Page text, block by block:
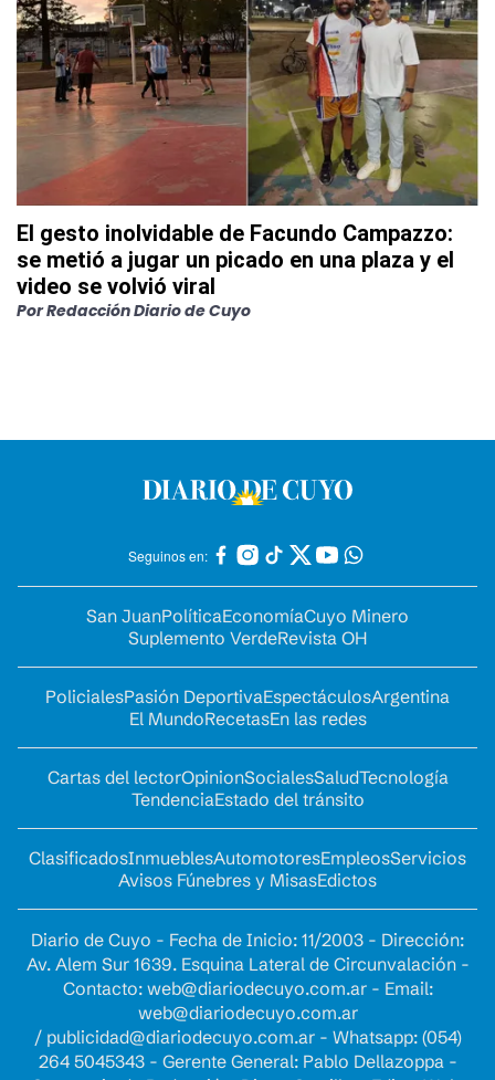
El gesto inolvidable de Facundo Campazzo:
se metió a jugar un picado en una plaza y el
video se volvió viral
PorRedacción Diario de Cuyo
Seguinos en:
San JuanPolíticaEconomíaCuyo Minero
Suplemento VerdeRevista OH
PolicialesPasión DeportivaEspectáculosArgentina
El MundoRecetasEn las redes
Cartas del lectorOpinionSocialesSaludTecnología
TendenciaEstado del tránsito
ClasificadosInmueblesAutomotoresEmpleosServicios
Avisos Fúnebres y MisasEdictos
Diario de Cuyo - Fecha de Inicio: 11/2003 - Dirección:
Av. Alem Sur 1639. Esquina Lateral de Circunvalación -
Contacto: web@diariodecuyo.com.ar- Email:
web@diariodecuyo.com.ar
/ publicidad@diariodecuyo.com.ar- Whatsapp: (054)
264 5045343 - Gerente General: Pablo Dellazoppa -